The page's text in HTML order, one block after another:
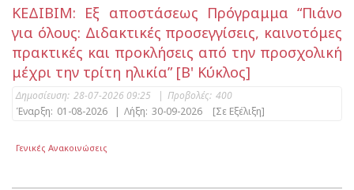
ΚΕΔΙΒΙΜ: Εξ αποστάσεως Πρόγραμμα “Πιάνο
για όλους: Διδακτικές προσεγγίσεις, καινοτόμες
πρακτικές και προκλήσεις από την προσχολική
μέχρι την τρίτη ηλικία” [Β' Κύκλος]
Δημοσίευση: 28-07-2026 09:25 | Προβολές: 400
Έναρξη: 01-08-2026 | Λήξη: 30-09-2026 [Σε Εξέλιξη]
Γενικές Ανακοινώσεις